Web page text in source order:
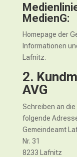
MedienG:
Homepage der
Informationen
Lafnitz.
2.
AVG
Schreiben an
folgende
Gemeindeamt
Nr. 31
8233 Lafnitz